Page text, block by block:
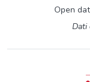
Open
Dati